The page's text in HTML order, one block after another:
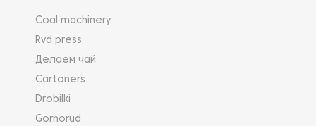
Coal machinery
Rvd press
Делаем чай
Cartoners
Drobilki
Gornorud